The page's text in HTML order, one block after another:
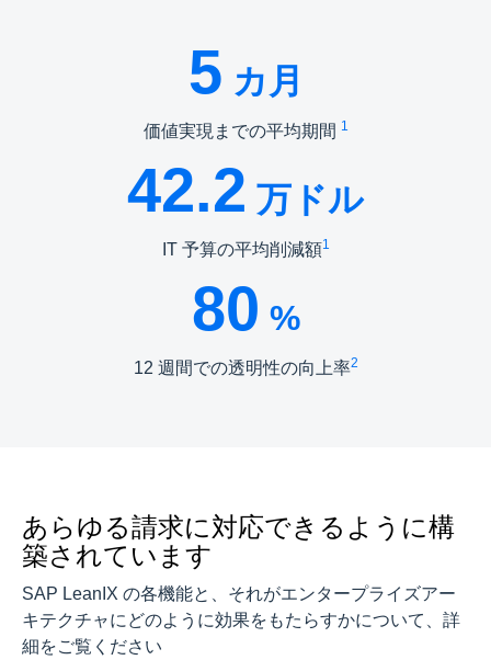
5 カ月
価値実現までの平均期間 1
42.2 万ドル
IT 予算の平均削減額1
80 %
12 週間での透明性の向上率2
あらゆる請求に対応できるように構
築されています
SAP LeanIX の各機能と、それがエンタープライズアー
キテクチャにどのように効果をもたらすかについて、詳
細をご覧ください